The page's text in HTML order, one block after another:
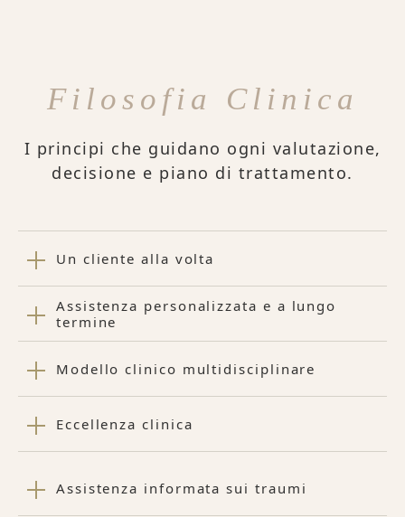
Filosofia Clinica
I principi che guidano ogni valutazione,
decisione e piano di trattamento.
Un cliente alla volta
Assistenza personalizzata e a lungo
termine
Modello clinico multidisciplinare
Eccellenza clinica
Assistenza informata sui traumi